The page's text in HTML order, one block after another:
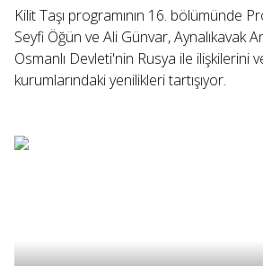
Kilit Taşı programının 16. bölümünde
Seyfi Öğün ve Ali Günvar, Aynalıkavak
Osmanlı Devleti'nin Rusya ile ilişkilerini
kurumlarındaki yenilikleri tartışıyor.